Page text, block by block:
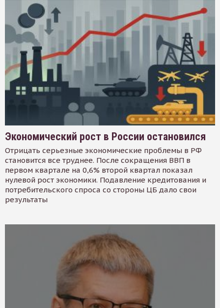
Экономический рост в России остановился
Отрицать серьезные экономические проблемы в РФ
становится все труднее. После сокращения ВВП в
первом квартале на 0,6% второй квартал показал
нулевой рост экономики. Подавление кредитования и
потребительского спроса со стороны ЦБ дало свои
результаты